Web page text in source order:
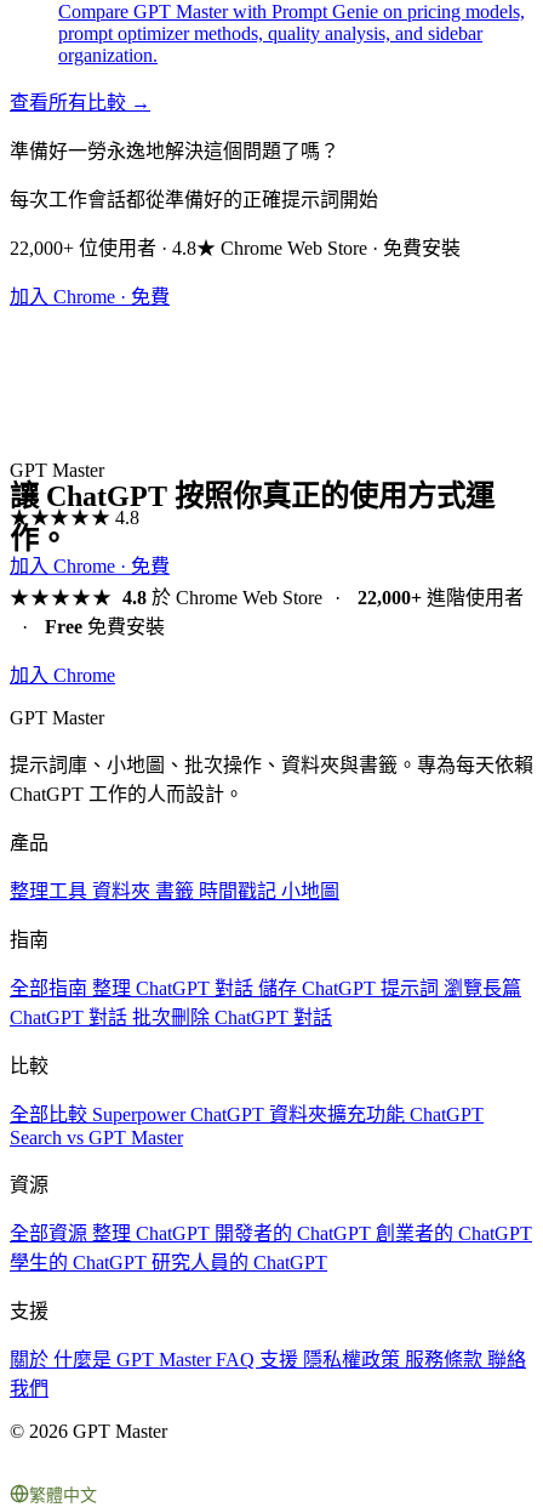
Compare GPT Master with Prompt Genie on pricing models,
prompt optimizer methods, quality analysis, and sidebar
organization.
查看所有比較 →
準備好一勞永逸地解決這個問題了嗎？
每次工作會話都從準備好的正確提示詞開始
22,000+ 位使用者 · 4.8★ Chrome Web Store · 免費安裝
加入 Chrome · 免費
GPT Master
★★★★★ 4.8
加入 Chrome · 免費
讓 ChatGPT 按照你真正的使用方式運
作。
★★★★★ 4.8於 Chrome Web Store · 22,000+進階使用者
·
Free 免費安裝
加入 Chrome
GPT Master
提示詞庫、小地圖、批次操作、資料夾與書籤。專為每天依賴
ChatGPT 工作的人而設計。
產品
整理工具 資料夾 書籤 時間戳記 小地圖
指南
全部指南 整理 ChatGPT 對話 儲存 ChatGPT 提示詞 瀏覽長篇
ChatGPT 對話 批次刪除 ChatGPT 對話
比較
全部比較 Superpower ChatGPT 資料夾擴充功能 ChatGPT
Search vs GPT Master
資源
全部資源 整理 ChatGPT 開發者的 ChatGPT 創業者的 ChatGPT
學生的 ChatGPT 研究人員的 ChatGPT
支援
關於 什麼是 GPT MasterFAQ 支援 隱私權政策 服務條款 聯絡
我們
© 2026 GPT Master
繁體中文